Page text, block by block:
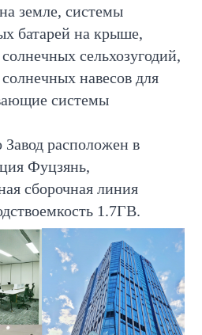
земле, системы
батарей на крыше,
сельхозугодий,
навесов для
системы
Завод расположен в
Фуцзянь,
сборочная линия
емкость 1.7ГВ.